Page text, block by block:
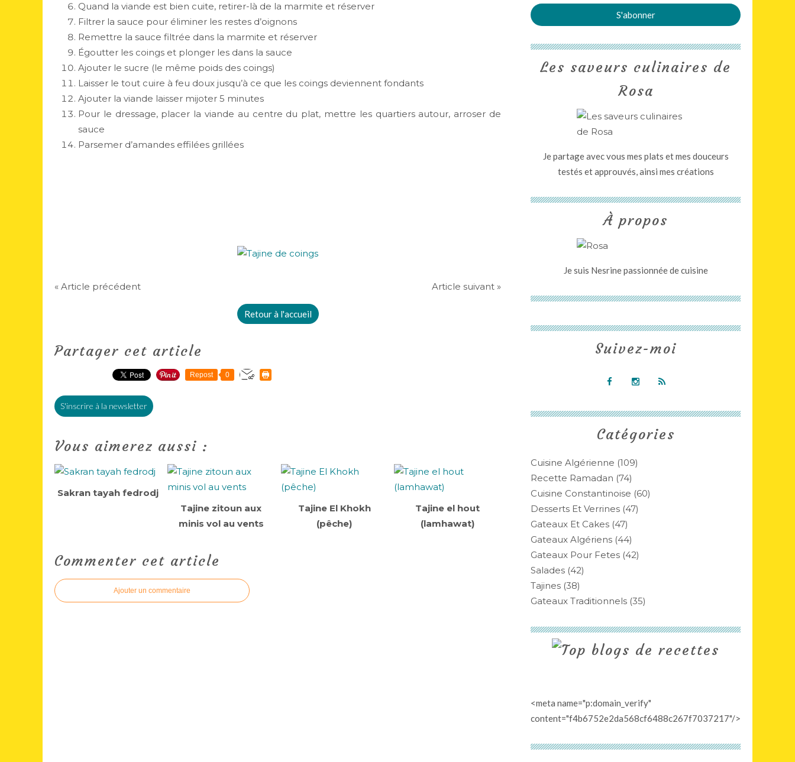
Quand la viande est bien cuite, retirer-là de la marmite et réserver
Filtrer la sauce pour éliminer les restes d’oignons
Remettre la sauce filtrée dans la marmite et réserver
Égoutter les coings et plonger les dans la sauce
Ajouter le sucre (le même poids des coings)
Laisser le tout cuire à feu doux jusqu’à ce que les coings deviennent fondants
Ajouter la viande laisser mijoter 5 minutes
Pour le dressage, placer la viande au centre du plat, mettre les quartiers autour, arroser de
sauce
Parsemer d’amandes effilées grillées
« Article précédent Article suivant »
Retour à l'accueil
Partager cet article
Repost 0
S'inscrire à la newsletter
Vous aimerez aussi :
Sakran tayah fedrodj
Tajine zitoun aux
minis vol au vents
Tajine El Khokh
(pêche)
Tajine el hout
(lamhawat)
Commenter cet article
Ajouter un commentaire
Catégories
Cuisine Algérienne (109)
Recette Ramadan (74)
Cuisine Constantinoise (60)
Desserts Et Verrines (47)
Gateaux Et Cakes (47)
Gateaux Algériens (44)
Gateaux Pour Fetes (42)
Salades (42)
Tajines (38)
Gateaux Traditionnels (35)
Les saveurs culinaires de
Rosa
Je partage avec vous mes plats et mes douceurs
testés et approuvés, ainsi mes créations
Suivez-moi
À propos
Je suis Nesrine passionnée de cuisine
<meta name="p:domain_verify"
content="f4b6752e2da568cf6488c267f7037217"/>